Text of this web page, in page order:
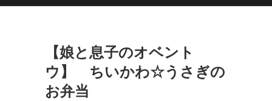
【娘と息子のオベント
ウ】 ちいかわ☆うさぎの
お弁当